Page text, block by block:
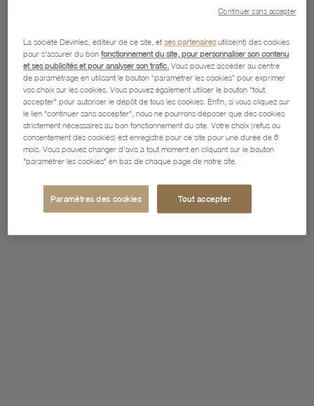
La société Devinlec, éditeur de ce site, etses partenairesutilise(nt) des cookies
pour s'assurer du bonfonctionnement du site, pour personnaliser son contenu
et ses publicités et pour analyser son trafic. Vous pouvez accéder au centre
de paramétrage en utilisant le bouton “paramétrer les cookies” pour exprimer
vos choix sur les cookies. Vous pouvez également utiliser le bouton "tout
accepter" pour autoriser le dépôt de tous les cookies. Enfin, si vous cliquez sur
le lien "continuer sans accepter", nous ne pourrons déposer que des cookies
strictement nécessaires au bon fonctionnement du site. Votre choix (refus ou
consentement des cookies) est enregistré pour ce site pour une durée de 6
mois. Vous pouvez changer d'avis à tout moment en cliquant sur le bouton
"paramétrer les cookies" en bas de chaque page de notre site.
Paramètres des cookies Tout accepter
Continuer sans accepter